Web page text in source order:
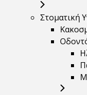
Στοματική